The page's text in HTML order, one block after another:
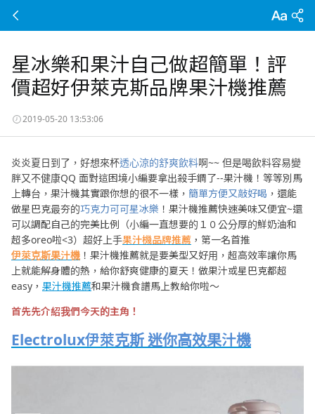
星冰樂和果汁自己做超簡單！評
價超好伊萊克斯品牌果汁機推薦
2019-05-20 13:53:06
炎炎夏日到了，好想來杯透心涼的舒爽飲料啊~~ 但是喝飲料容易變
胖又不健康QQ 面對這困境小編要拿出殺手鐧了--果汁機！等等別馬
上轉台，果汁機其實跟你想的很不一樣， 簡單方便又敲好喝 ，還能
做星巴克最夯的巧克力可可星冰樂 ！果汁機推薦快速美味又便宜~還
可以調配自己的完美比例（小編一直想要的１０公分厚的鮮奶油和
超多oreo啦<3）超好上手果汁機品牌推薦 ，第一名首推
伊萊克斯果汁機 ！果汁機推薦就是要美型又好用，超高效率讓你馬
上就能解身體的熱，給你舒爽健康的夏天！做果汁或星巴克都超
easy， 果汁機推薦和果汁機食譜馬上教給你啦～
首先先介紹我們今天的主角！
Electrolux伊萊克斯 迷你高效果汁機